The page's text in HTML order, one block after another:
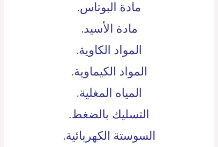
مادة البوتاس.
مادة الأسيد.
المواد الكاوية.
المواد الكيماوية.
المياه المغلية.
التسليك بالضغط.
السوستة الكهربائية.